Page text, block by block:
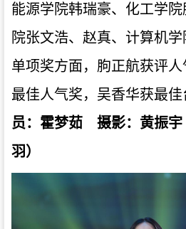
能源学院韩瑞豪、化工学
院张文浩、赵真、计算机学
单项奖方面，朐正航获评
最佳人气奖，吴香华获最佳
员：霍梦茹 摄影：黄振
羽）